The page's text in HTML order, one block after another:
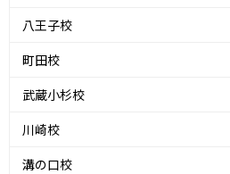
八王子校
町田校
武蔵小杉校
川崎校
溝の口校